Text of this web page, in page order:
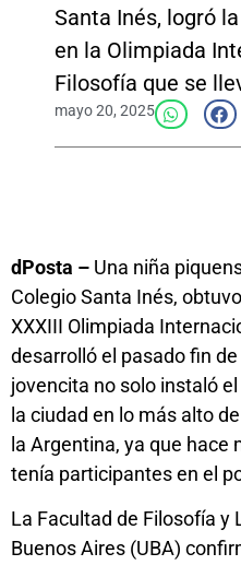
Santa Inés, logró
en la Olimpiada
Filosofía que se
mayo 20, 2025
dPosta – Una niña
Colegio Santa Inés,
XXXIII Olimpiada
desarrolló el pasado fin
jovencita no solo instaló
la ciudad en lo más alto
la Argentina, ya que hace
tenía participantes en el
La Facultad de Filosofía y
Buenos Aires (UBA)